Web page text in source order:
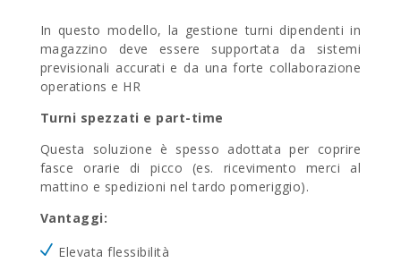
In questo modello, la gestione turni dipendenti in
magazzino deve essere supportata da sistemi
previsionali accurati e da una forte collaborazione
operations e HR
Turni spezzati e part-time
Questa soluzione è spesso adottata per coprire
fasce orarie di picco (es. ricevimento merci al
mattino e spedizioni nel tardo pomeriggio).
Vantaggi:
Elevata flessibilità